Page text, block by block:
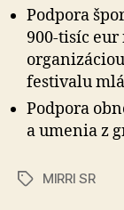
Podpora
900-tisíc eur
festivalu
Podpora
a umenia z
ZnačkyMIRRI SR